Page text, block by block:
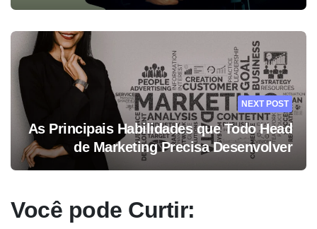
NEXT POST
As Principais Habilidades que Todo Head
de Marketing Precisa Desenvolver
Você pode Curtir: